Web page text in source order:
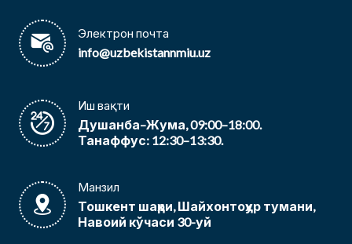
Электрон почта
info@uzbekistannmiu.uz
Иш вақти
Душанба–Жума, 09:00–18:00.
Танаффус: 12:30–13:30.
Манзил
Тошкент шаҳри, Шайхонтоҳур тумани,
Навоий кўчаси 30-уй